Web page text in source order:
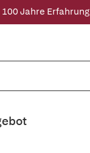
100 Jahre Erfahrung